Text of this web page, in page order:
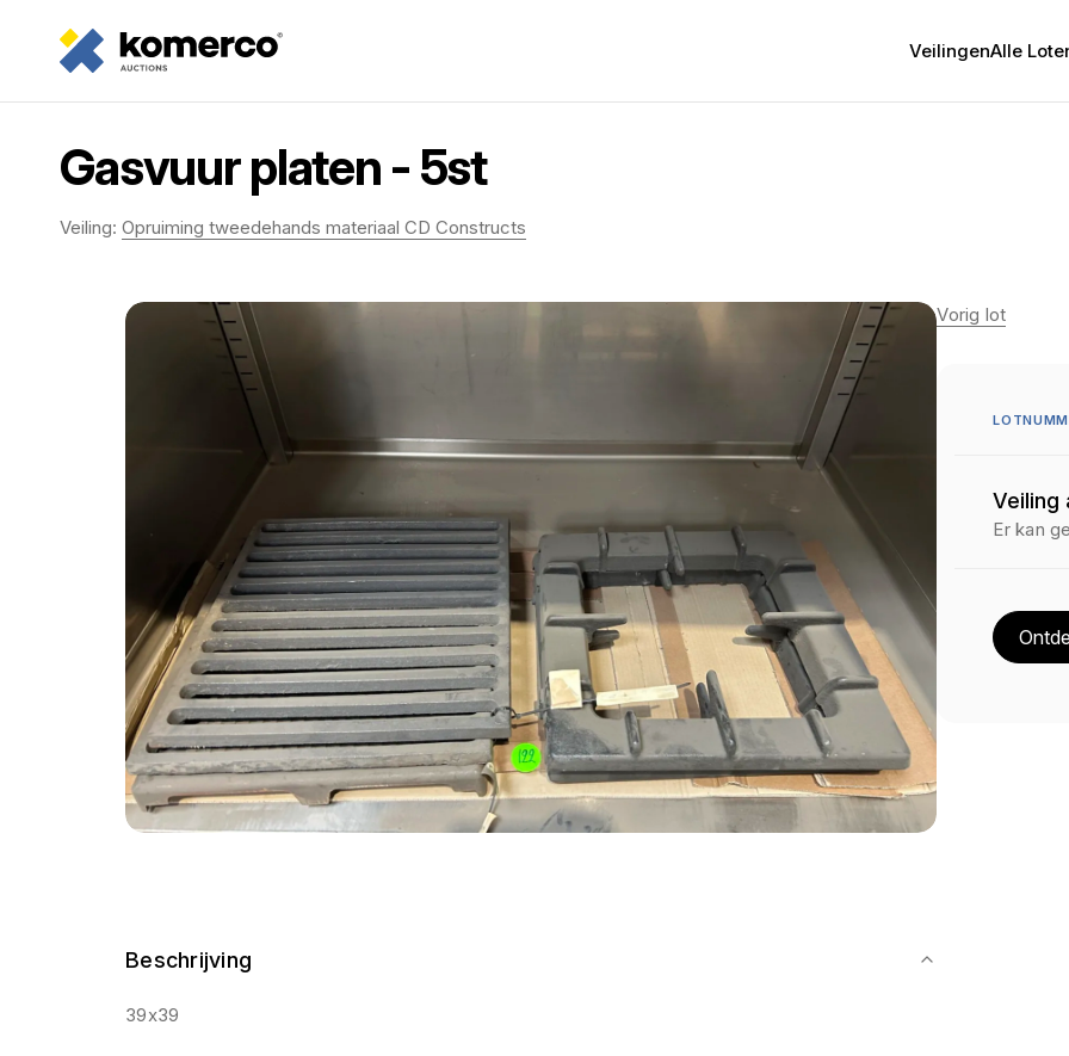
VeilingenAlle
Gasvuur platen - 5st
Veiling: Opruiming tweedehands materiaal CD Constructs
Beschrijving
39x39
Vorig lot
Veiling
Er kan